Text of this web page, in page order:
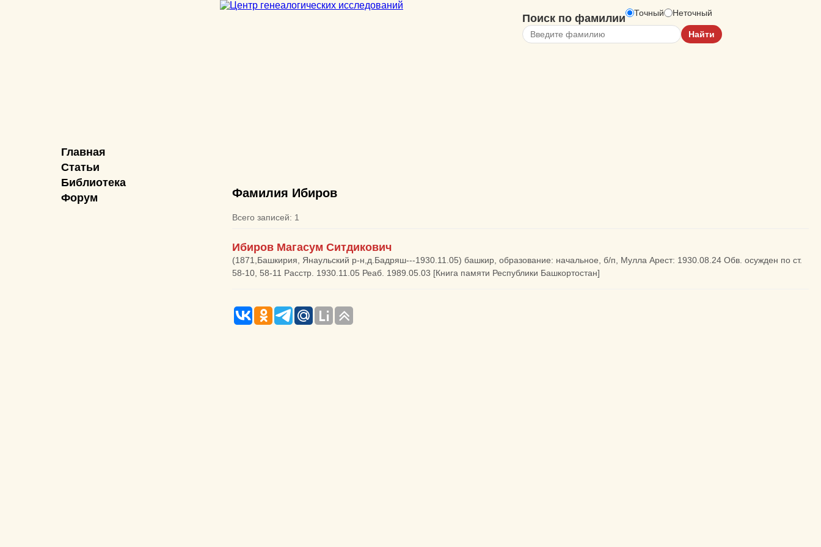
Главная
Статьи
Библиотека
Форум
Поиск по фамилии Точный Неточный
Фамилия Ибиров
Всего записей: 1
Ибиров Магасум Ситдикович
(1871,Башкирия, Янаульский р-н,д.Бадряш---1930.11.05) башкир, образование: начальное, б/п, Мулла Арест: 1930.08.24 Обв. осужден по ст.
58-10, 58-11 Расстр. 1930.11.05 Реаб. 1989.05.03 [Книга памяти Республики Башкортостан]